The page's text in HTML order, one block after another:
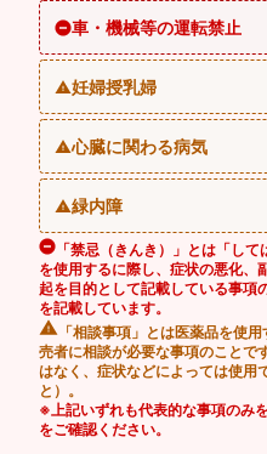
車・機械等の運転禁止
妊婦授乳婦
心臓に関わる病気
緑内障
「禁忌（きんき）」とは「し
を使用するに際し、症状の悪化、
起を目的として記載している事項
を記載しています。
「相談事項」とは医薬品を使
売者に相談が必要な事項のことで
はなく、症状などによっては使用
と）。
※上記いずれも代表的な事項のみ
をご確認ください。